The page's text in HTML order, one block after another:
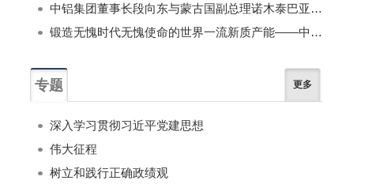
中铝集团董事长段向东与蒙古国副总理诺木泰巴亚尔举行会谈
锻造无愧时代无愧使命的世界一流新质产能——中国有色金属工业的战略应对与破局之道（二）
专题 更多
深入学习贯彻习近平党建思想
伟大征程
树立和践行正确政绩观